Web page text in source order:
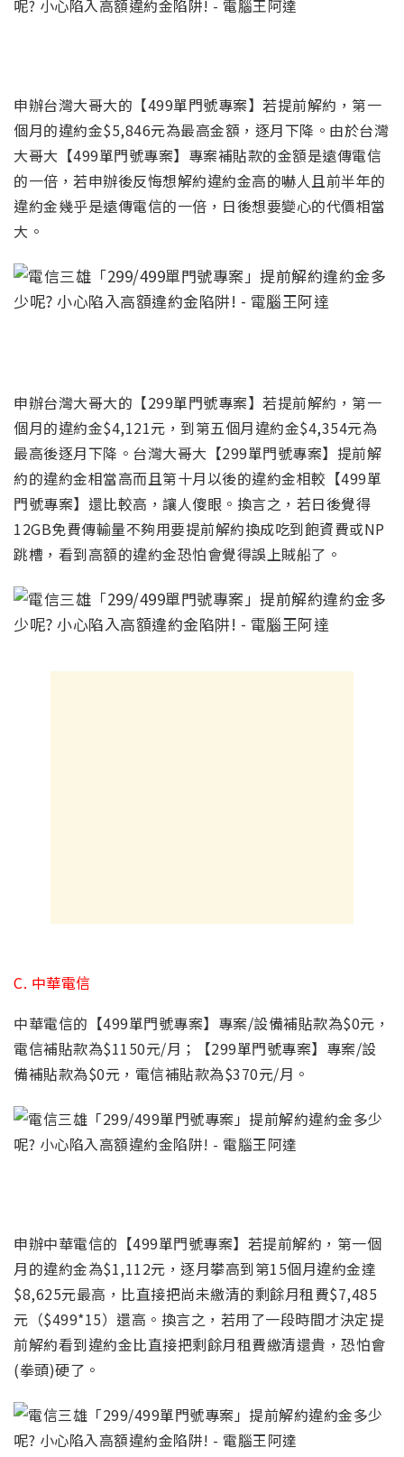
申辦台灣大哥大的 【499單門號專案】 若提前解約 ，第一
個月的違約金$5,846元為最高金額，逐月下降。由於台灣
大哥大【499單門號專案】專案補貼款的金額是遠傳電信
的一倍，若申辦後反悔想解約違約金高的嚇人且前半年的
違約金幾乎是遠傳電信的一倍，日後想要變心的代價相當
大。
申辦台灣大哥大的【299單門號專案】若提前解約，第一
個月的違約金$4,121元 ，到第五個月違約金$4,354元為
最高後逐月下降 。 台灣大哥大【299單門號專案】提前解
約的違約金相當高而且第十月以後的違約金相較【499單
門號專案】還比較高 ，讓人傻眼。換言之 ， 若日後覺得
12GB免費傳輸量不夠用要提前解約換成吃到飽資費或NP
跳槽 ，看到高額的違約金恐怕會覺得誤上賊船了。
C. 中華電信
中華電信的 【499單門號專案】專案/設備補貼款為$0元，
電信補貼款為$1150元/月 ；
【299單門號專案】專案/設
備補貼款為$0元，電信補貼款為$370元/月 。
申辦中華電信的 【499單門號專案】 若提前解約 ，第一個
月的違約金為$1,112元，逐月攀高到第15個月違約金達
$8,625元最高，比直接把尚未繳清的剩餘月租費$7,485
元（$499*15）還高。換言之，若用了一段時間才決定提
前解約看到違約金比直接把剩餘月租費繳清還貴，恐怕會
(拳頭)硬了。